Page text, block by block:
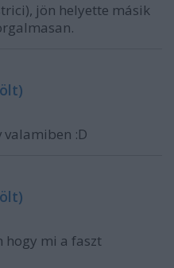
jön helyette másik
:D
hogy mi a faszt